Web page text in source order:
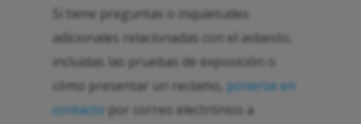
Si tiene preguntas o inquietudes
adicionales relacionadas con el asbesto,
incluidas las pruebas de exposición o
cómo presentar un reclamo, ponerse en
contacto por correo electrónico a